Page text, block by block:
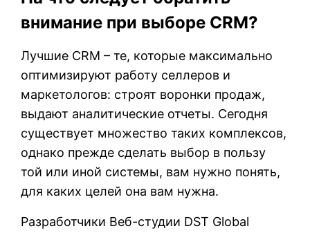
внимание при выборе CRM?
Лучшие CRM – те, которые максимально
оптимизируют работу селлеров и
маркетологов: строят воронки продаж,
выдают аналитические отчеты. Сегодня
существует множество таких комплексов,
однако прежде сделать выбор в пользу
той или иной системы, вам нужно понять,
для каких целей она вам нужна.
Разработчики Веб-студии DST Global